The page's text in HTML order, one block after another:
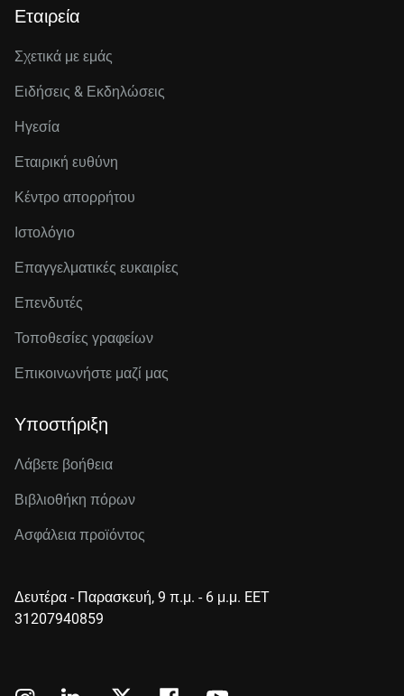
Εταιρεία
Σχετικά με εμάς
Ειδήσεις & Εκδηλώσεις
Ηγεσία
Εταιρική ευθύνη
Κέντρο απορρήτου
Ιστολόγιο
Επαγγελματικές ευκαιρίες
Επενδυτές
Τοποθεσίες γραφείων
Επικοινωνήστε μαζί μας
Υποστήριξη
Λάβετε βοήθεια
Βιβλιοθήκη πόρων
Ασφάλεια προϊόντος
Δευτέρα - Παρασκευή, 9 π.μ. - 6 μ.μ. EET
31207940859